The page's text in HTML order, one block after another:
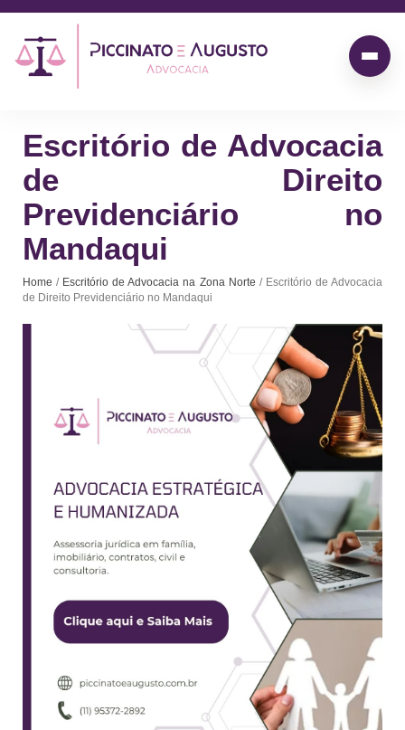
Escritório de Advocacia
de Direito
Previdenciário no
Mandaqui
Home / Escritório de Advocacia na Zona Norte / Escritório de Advocacia
de Direito Previdenciário no Mandaqui